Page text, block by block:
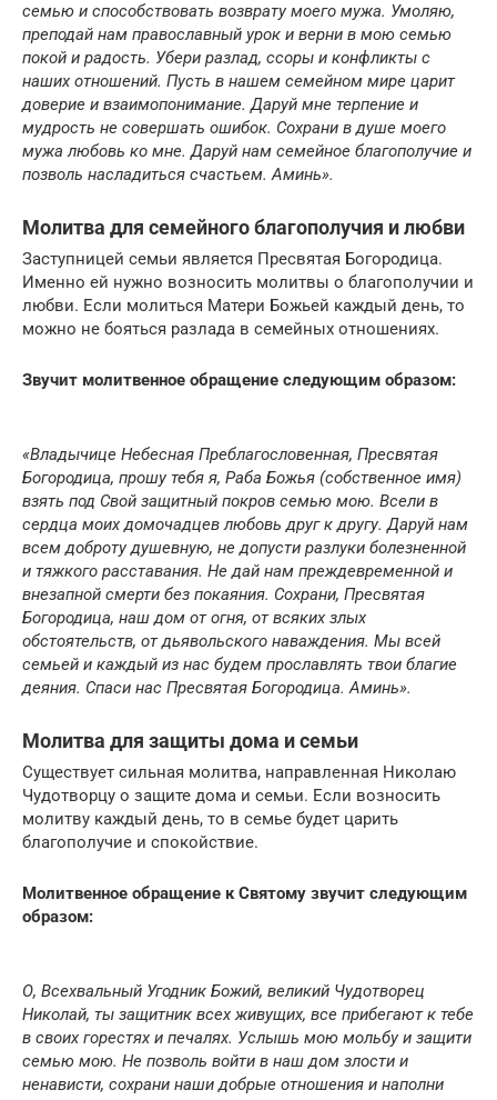
семью и способствовать возврату моего мужа. Умоляю,
преподай нам православный урок и верни в мою семью
покой и радость. Убери разлад, ссоры и конфликты с
наших отношений. Пусть в нашем семейном мире царит
доверие и взаимопонимание. Даруй мне терпение и
мудрость не совершать ошибок. Сохрани в душе моего
мужа любовь ко мне. Даруй нам семейное благополучие и
позволь насладиться счастьем. Аминь».
Молитва для семейного благополучия и любви
Заступницей семьи является Пресвятая Богородица.
Именно ей нужно возносить молитвы о благополучии и
любви. Если молиться Матери Божьей каждый день, то
можно не бояться разлада в семейных отношениях.
Звучит молитвенное обращение следующим образом:
«Владычице Небесная Преблагословенная, Пресвятая
Богородица, прошу тебя я, Раба Божья (собственное имя)
взять под Свой защитный покров семью мою. Всели в
сердца моих домочадцев любовь друг к другу. Даруй нам
всем доброту душевную, не допусти разлуки болезненной
и тяжкого расставания. Не дай нам преждевременной и
внезапной смерти без покаяния. Сохрани, Пресвятая
Богородица, наш дом от огня, от всяких злых
обстоятельств, от дьявольского наваждения. Мы всей
семьей и каждый из нас будем прославлять твои благие
деяния. Спаси нас Пресвятая Богородица. Аминь».
Молитва для защиты дома и семьи
Существует сильная молитва, направленная Николаю
Чудотворцу о защите дома и семьи. Если возносить
молитву каждый день, то в семье будет царить
благополучие и спокойствие.
Молитвенное обращение к Святому звучит следующим
образом:
О, Всехвальный Угодник Божий, великий Чудотворец
Николай, ты защитник всех живущих, все прибегают к тебе
в своих горестях и печалях. Услышь мою мольбу и защити
семью мою. Не позволь войти в наш дом злости и
ненависти, сохрани наши добрые отношения и наполни